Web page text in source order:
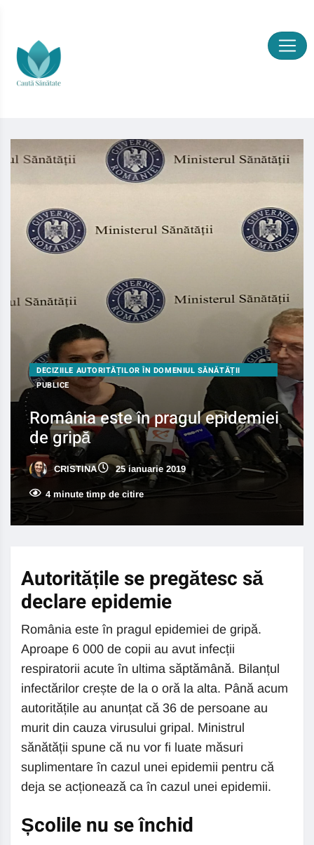
DECIZIILE AUTORITĂȚILOR ÎN DOMENIUL SĂNĂTĂȚII
PUBLICE
România este în pragul epidemiei
de gripă
CRISTINA 25 ianuarie 2019
4 minute timp de citire
Autoritățile se pregătesc să
declare epidemie
România este în pragul epidemiei de gripă.
Aproape 6 000 de copii au avut infecții
respiratorii acute în ultima săptămână. Bilanțul
infectărilor crește de la o oră la alta. Până acum
autoritățile au anunțat că 36 de persoane au
murit din cauza virusului gripal. Ministrul
sănătății spune că nu vor fi luate măsuri
suplimentare în cazul unei epidemii pentru că
deja se acționează ca în cazul unei epidemii.
Școlile nu se închid